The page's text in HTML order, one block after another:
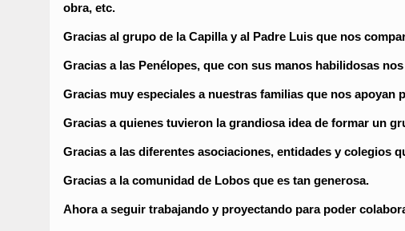
obra, etc.
Gracias al grupo de la Capilla y al Padre Luis que nos
Gracias a las Penélopes, que con sus manos habilidosas
Gracias muy especiales a nuestras familias que nos apoyan
Gracias a quienes tuvieron la grandiosa idea de formar un
Gracias a las diferentes asociaciones, entidades y colegios
Gracias a la comunidad de Lobos que es tan generosa.
Ahora a seguir trabajando y proyectando para poder